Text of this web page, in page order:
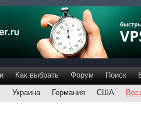
Как выбрать Форум Поиск
Украина Германия США